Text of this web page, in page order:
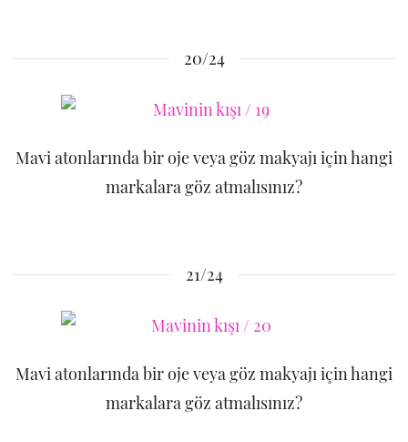
20/24
Mavi atonlarında bir oje veya göz makyajı için hangi
markalara göz atmalısınız?
21/24
Mavi atonlarında bir oje veya göz makyajı için hangi
markalara göz atmalısınız?